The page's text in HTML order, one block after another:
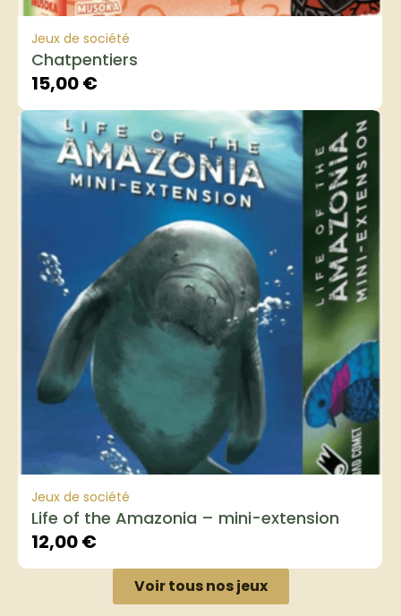
Jeux de société
Chatpentiers
15,00€
Jeux de société
Life of the Amazonia – mini-extension
12,00€
Voir tous nos jeux